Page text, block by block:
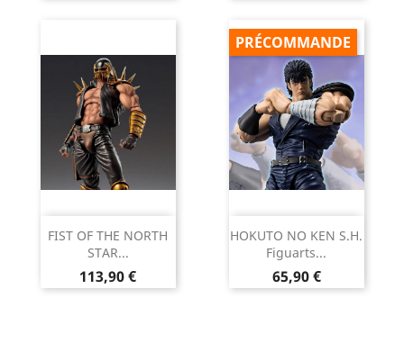
FIST OF THE NORTH
STAR...
Prix
113,90 €
HOKUTO NO KEN S.H.
Figuarts...
Prix
65,90 €
PRÉCOMMANDE